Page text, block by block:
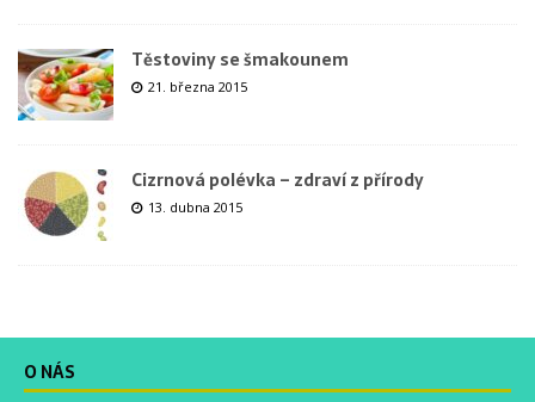
Těstoviny se šmakounem
21. března 2015
Cizrnová polévka – zdraví z přírody
13. dubna 2015
O NÁS